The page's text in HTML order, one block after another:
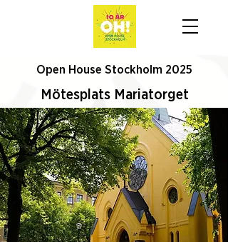
Open House Stockholm 2025
Mötesplats Mariatorget